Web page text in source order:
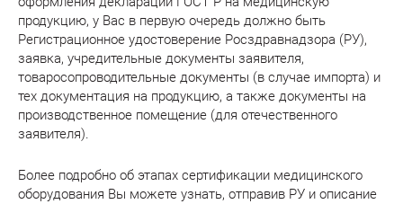
продукцию, у Вас в первую очередь должно быть
Регистрационное удостоверение Росздравнадзора (РУ),
заявка, учредительные документы заявителя,
товаросопроводительные документы (в случае импорта) и
тех документация на продукцию, а также документы на
производственное помещение (для отечественного
заявителя).
Более подробно об этапах сертификации медицинского
оборудования Вы можете узнать, отправив РУ и описание